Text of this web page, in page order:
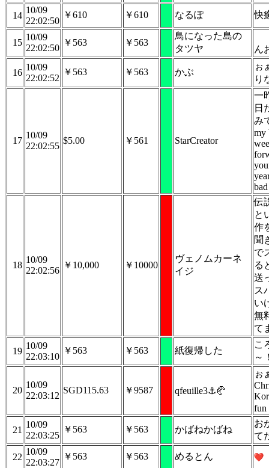
14
10/09
22:02:50
￥610 ￥610 なるぽ 快
15
10/09
22:02:50
￥563 ￥563
鳥になった島の
タツヤ
ん
16
10/09
22:02:52
￥563 ￥563 かぶ
ぉ
り
17
10/09
22:02:55
$5.00 ￥561 StarCreator
一
日
み
my
18
10/09
22:02:56
￥10,000 ￥10000
ヴェノムカーネ
イジ
伝
と
作
聞
で
る
送
ス
い
無
て
19
10/09
22:03:10
￥563 ￥563 紙復帰した
こ
～
20
10/09
22:03:12
SGD115.63 ￥9587 qfeuille3⚓🥐
ぉ
fun
21
10/09
22:03:25
￥563 ￥563 かばねかばね
お
て
22
10/09
22:03:27
￥563 ￥563 めるとん